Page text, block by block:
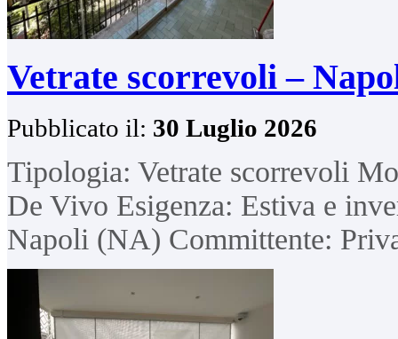
Vetrate scorrevoli –
Pubblicato il: 30 Luglio 2026
Tipologia: Vetrate scorrevoli
De Vivo Esigenza: Estiva e
Napoli (NA) Committente: